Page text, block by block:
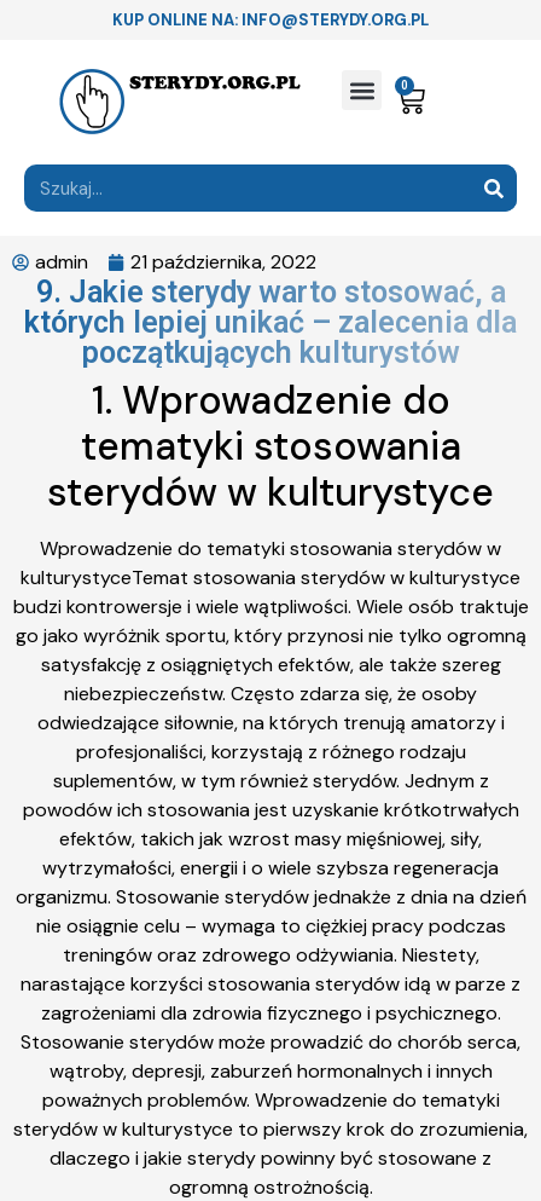
KUP ONLINE NA: INFO@STERYDY.ORG.PL
0
admin 21 października, 2022
9. Jakie sterydy warto stosować, a
których lepiej unikać – zalecenia dla
początkujących kulturystów
1. Wprowadzenie do
tematyki stosowania
sterydów w kulturystyce
Wprowadzenie do tematyki stosowania sterydów w
kulturystyceTemat stosowania sterydów w kulturystyce
budzi kontrowersje i wiele wątpliwości. Wiele osób traktuje
go jako wyróżnik sportu, który przynosi nie tylko ogromną
satysfakcję z osiągniętych efektów, ale także szereg
niebezpieczeństw. Często zdarza się, że osoby
odwiedzające siłownie, na których trenują amatorzy i
profesjonaliści, korzystają z różnego rodzaju
suplementów, w tym również sterydów. Jednym z
powodów ich stosowania jest uzyskanie krótkotrwałych
efektów, takich jak wzrost masy mięśniowej, siły,
wytrzymałości, energii i o wiele szybsza regeneracja
organizmu. Stosowanie sterydów jednakże z dnia na dzień
nie osiągnie celu – wymaga to ciężkiej pracy podczas
treningów oraz zdrowego odżywiania. Niestety,
narastające korzyści stosowania sterydów idą w parze z
zagrożeniami dla zdrowia fizycznego i psychicznego.
Stosowanie sterydów może prowadzić do chorób serca,
wątroby, depresji, zaburzeń hormonalnych i innych
poważnych problemów. Wprowadzenie do tematyki
sterydów w kulturystyce to pierwszy krok do zrozumienia,
dlaczego i jakie sterydy powinny być stosowane z
ogromną ostrożnością.